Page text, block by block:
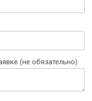
(не обязательно)